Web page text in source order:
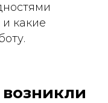
какие